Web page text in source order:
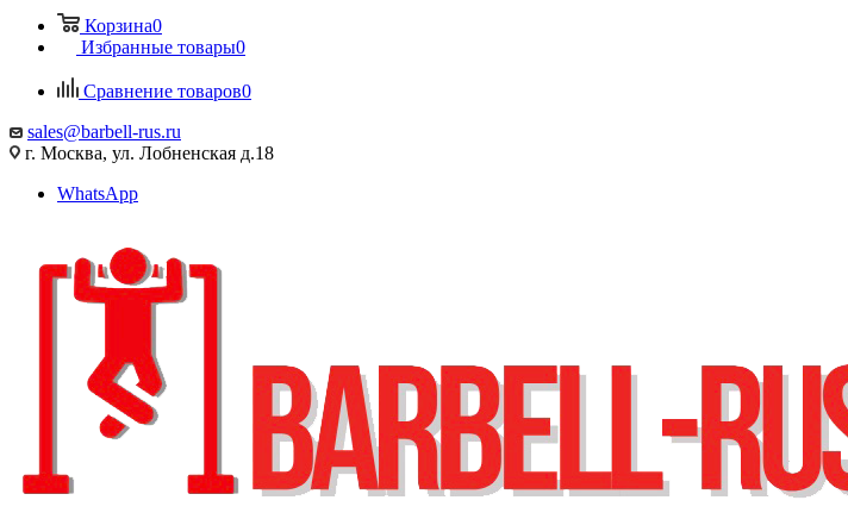
Корзина0
Избранные товары0
Сравнение товаров0
sales@barbell-rus.ru
г. Москва, ул. Лобненская д.18
WhatsApp